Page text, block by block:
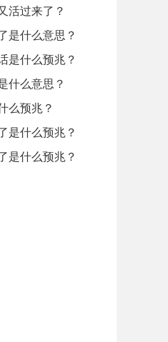
活过来了？
是什么意思？
是什么预兆？
什么意思？
么预兆？
是什么预兆？
是什么预兆？